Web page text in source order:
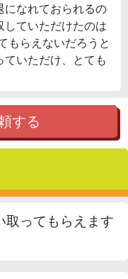
になれておられるの
ていただけたのは
もらえないだろうと
いただけ、とても
する
取ってもらえます